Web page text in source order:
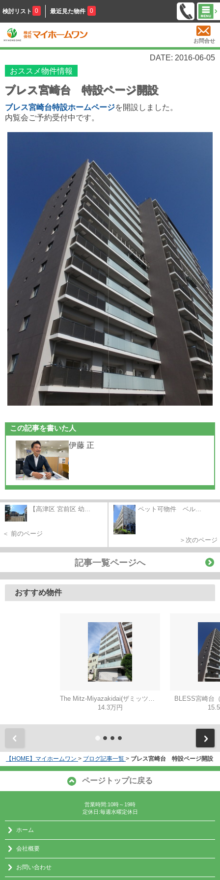
検討リスト 0 最近見た物件 0
お問合せ
DATE: 2016-06-05
おススメ物件情報
ブレス宮崎台 特設ページ開設
ブレス宮崎台特設ホームページを開設しました。
内覧会ご予約受付中です。
この記事を書いた人
伊藤 正
【高津区 宮前区 幼...
＜ 前のページ
ペット可物件 ベル...
＞次のページ
記事一覧ページへ
おすすめ物件
The Mitz-Miyazakidai(ザミッツミヤザキダイ)
14.3万円
BLESS宮崎台
【HOME】マイホームワン > ブログ記事一覧 > ブレス宮崎台 特設ページ開設
ページトップに戻る
営業時間:10時～19時
定休日:毎週水曜定休日
ホーム
会社概要
お問い合わせ